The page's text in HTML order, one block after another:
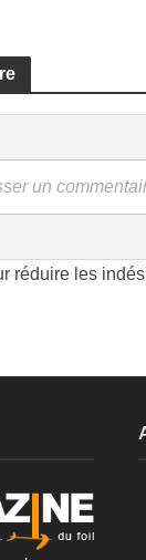
un
réduire les